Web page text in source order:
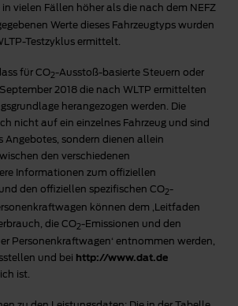
vielen Fällen höher als die nach dem NEFZ
Werte dieses Fahrzeugtyps wurden
Testzyklus ermittelt.
für CO2-Ausstoß-basierte Steuern oder
2018 die nach WLTP ermittelten
herangezogen werden. Die
nicht auf ein einzelnes Fahrzeug und sind
Angebotes, sondern dienen allein
den verschiedenen
Informationen zum offiziellen
den offiziellen spezifischen CO2-
können dem ‚Leitfaden
die CO2-Emissionen und den
Personenkraftwagen‘ entnommen werden,
und bei http://www.dat.de
ist.